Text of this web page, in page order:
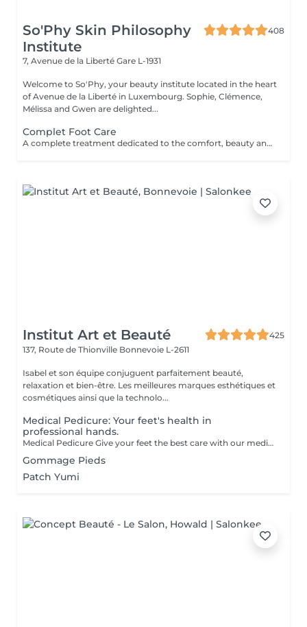
So'Phy Skin Philosophy
Institute
408
7, Avenue de la Liberté Gare L-1931
Welcome to So'Phy, your beauty institute located in the heart
of Avenue de la Liberté in Luxembourg. Sophie, Clémence,
Mélissa and Gwen are delighted...
Complet Foot Care
A complete treatment dedicated to the comfort, beauty and lightness of the feet. The treatment begins with a relaxing foot bath, followed by a gentle exfoliation to remove dead skin cells and restore smooth, soft skin. A nourishing mask is then applied for deep hydration, while the nails and cuticles are carefully treated for a clean and well-groomed result. The treatment continues with a relaxing moment, providing an immediate feeling of comfort and lightness. Feet feel softer, the skin is nourished and the nails look perfectly groomed. Classic nail polish is not provided at the institute. If you wish, we can apply your own nail polish by selecting the corresponding option.
Institut Art et Beauté
425
137, Route de Thionville Bonnevoie L-2611
Isabel et son équipe conjuguent parfaitement beauté,
relaxation et bien-être. Les meilleures marques esthétiques et
cosmétiques ainsi que la technolo...
Medical Pedicure: Your feet's health in
professional hands.
Medical Pedicure Give your feet the best care with our medical pedicurea true rejuvenation treatment. Unlike aesthetic pedicures, which focus on appearance, medical pedicures treat and prevent conditions such as calluses, corns, and ingrown toenails. Our Specialized Treatments: Foot Bath: Soothing and softening to facilitate further care. Nail and Cuticle Care: Trimming, filing, and cuticle treatment to prevent infections and ingrown nails. Callus Removal: Specialized techniques for smooth, pain-free skin. Exfoliation: Gentle scrubbing to remove dead skin cells. Massage: Enhances circulation and relieves tension. Hydrating Mask: Deeply nourishes for soft, supple feet. Why Choose a Medical Pedicure Foot Health: Treats health issues and prevents complications. Comfort and Relaxation: Combines care and relaxation for a pleasant experience. Prevention: Avoids future problems and improves your quality of life. Professional Expertise: Personalized care by certified beauticians. Your feet will thank you, and you'll leave with a sensation of lightness and freshness.
Gommage Pieds
Patch Yumi